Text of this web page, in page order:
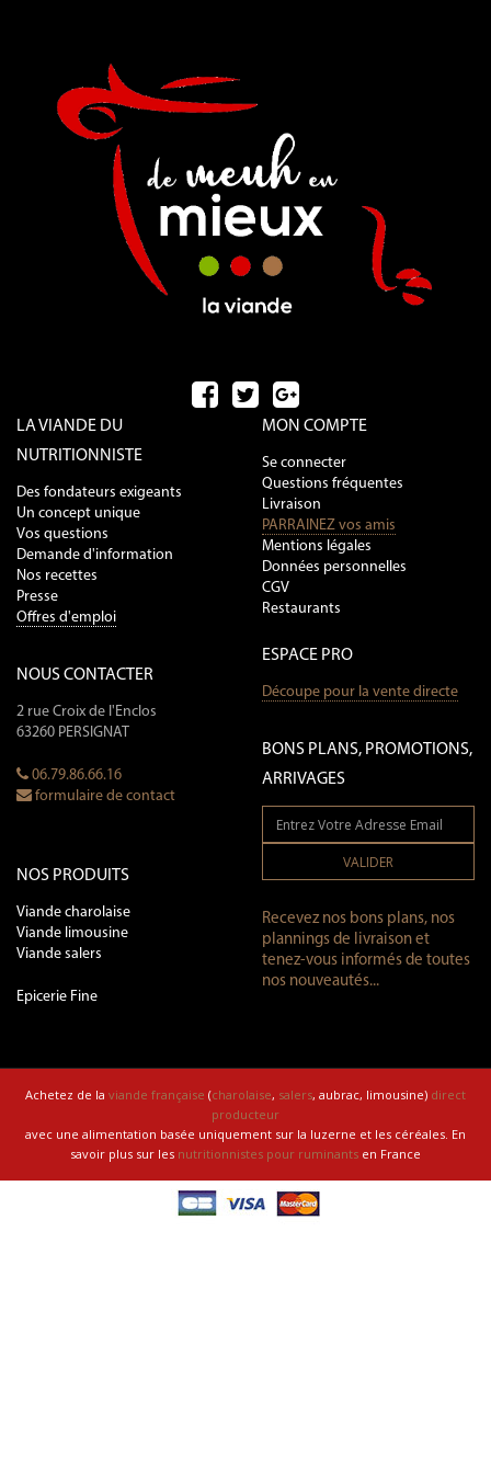
LA VIANDE DU
NUTRITIONNISTE
Des fondateurs exigeants
Un concept unique
Vos questions
Demande d'information
Nos recettes
Presse
Offres d'emploi
NOUS CONTACTER
2 rue Croix de l'Enclos
63260 PERSIGNAT
06.79.86.66.16
formulaire de contact
NOS PRODUITS
Viande charolaise
Viande limousine
Viande salers
Epicerie Fine
MON COMPTE
Se connecter
Questions fréquentes
Livraison
PARRAINEZ vos amis
Mentions légales
Données personnelles
CGV
Restaurants
ESPACE PRO
Découpe pour la vente directe
BONS PLANS, PROMOTIONS,
ARRIVAGES
VALIDER
Recevez nos bons plans, nos
plannings de livraison et
tenez-vous informés de toutes
nos nouveautés...
Achetez de la viande française (charolaise, salers, aubrac, limousine) direct
producteur
avec une alimentation basée uniquement sur la luzerne et les céréales. En
savoir plus sur les nutritionnistes pour ruminants en France